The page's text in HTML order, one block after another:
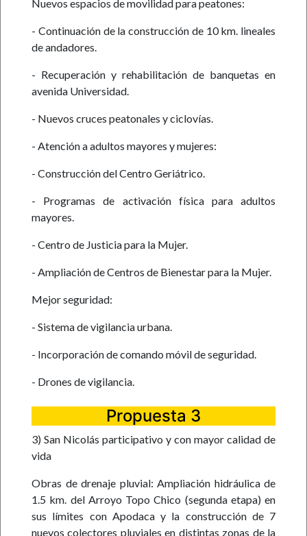
Nuevos espacios de movilidad para peatones:
- Continuación de la construcción de 10 km. lineales
de andadores.
- Recuperación y rehabilitación de banquetas en
avenida Universidad.
- Nuevos cruces peatonales y ciclovías.
- Atención a adultos mayores y mujeres:
- Construcción del Centro Geriátrico.
- Programas de activación física para adultos
mayores.
- Centro de Justicia para la Mujer.
- Ampliación de Centros de Bienestar para la Mujer.
Mejor seguridad:
- Sistema de vigilancia urbana.
- Incorporación de comando móvil de seguridad.
- Drones de vigilancia.
Propuesta 3
3) San Nicolás participativo y con mayor calidad de
vida
Obras de drenaje pluvial: Ampliación hidráulica de
1.5 km. del Arroyo Topo Chico (segunda etapa) en
sus límites con Apodaca y la construcción de 7
nuevos colectores pluviales en distintas zonas de la